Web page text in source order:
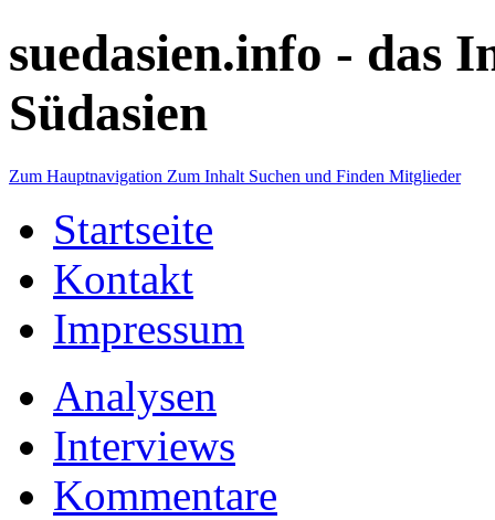
suedasien.info - das
Südasien
Zum Hauptnavigation Zum Inhalt Suchen und Finden Mitglieder
Startseite
Kontakt
Impressum
Analysen
Interviews
Kommentare